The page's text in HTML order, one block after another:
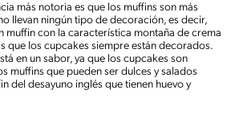
más notoria es que los muffins son más
llevan ningún tipo de decoración, es decir,
muffin con la característica montaña de crema
que los cupcakes siempre están decorados.
en un sabor, ya que los cupcakes son
muffins que pueden ser dulces y salados
del desayuno inglés que tienen huevo y